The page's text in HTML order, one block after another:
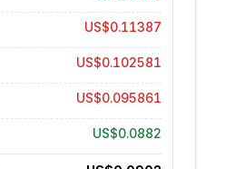
US$0.11387
US$0.102581
US$0.095861
US$0.0882